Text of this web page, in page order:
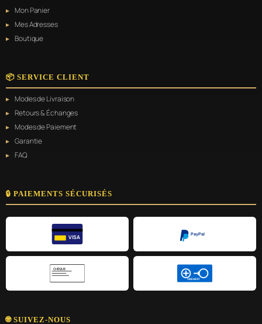
Mon Panier
Mes Adresses
Boutique
📦 SERVICE CLIENT
Modes de Livraison
Retours & Échanges
Modes de Paiement
Garantie
FAQ
🔒 PAIEMENTS SÉCURISÉS
VISA
PayPal
CHÈQUE
VIREMENT
🌐 SUIVEZ-NOUS